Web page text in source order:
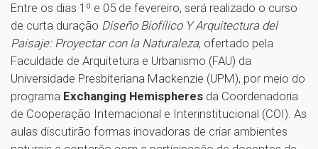
Entre os dias 1º e 05 de fevereiro, será realizado o curso
de curta duração Diseño Biofílico Y Arquitectura del
Paisaje: Proyectar con la Naturaleza, ofertado pela
Faculdade de Arquitetura e Urbanismo (FAU) da
Universidade Presbiteriana Mackenzie (UPM), por meio do
programa Exchanging Hemispheres da Coordenadoria
de Cooperação Internacional e Interinstitucional (COI). As
aulas discutirão formas inovadoras de criar ambientes